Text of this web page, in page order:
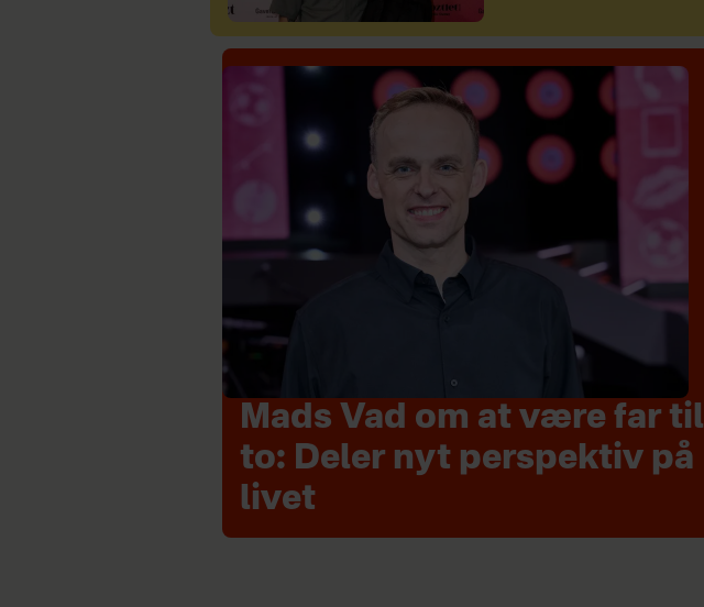
Mads Vad om at være far til
to: Deler nyt perspektiv på
livet